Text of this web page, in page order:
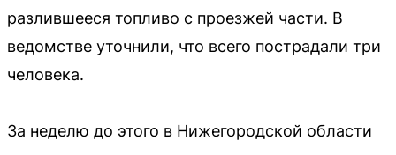
разлившееся топливо с проезжей части. В
ведомстве уточнили, что всего пострадали три
человека.
За неделю до этого в Нижегородской области